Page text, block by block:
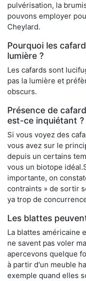
pulvérisation, la
pouvons employer
Cheylard.
Pourquoi les
lumière ?
Les cafards sont
pas la lumière et
obscurs.
Présence de
est-ce inquiétant ?
Si vous voyez des
vous avez sur le
depuis un certains
vous un biotope
importante, on
contraints » de sortir
ya trop de
Les blattes
La blattes américaine
ne savent pas voler
apercevons quelque
à partir d'un meuble
exemple quand elles